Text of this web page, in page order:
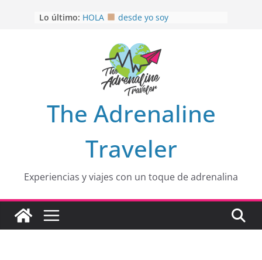
Lo último: HOLA
desde yo soy
EL SENDERO DEL CACAO: Excelente
opción
HOSPEDAJE AL NATURALSHH !!
OTRA PERSPECTIVA de RÍO EL
MULITO!
The Adrenaline
Traveler
Experiencias y viajes con un toque de adrenalina